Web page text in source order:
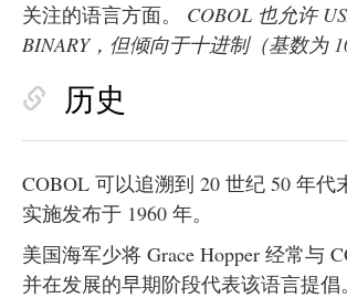
关注的语言方面。 COBOL 也允许
BINARY，但倾向于十进制（基数为
历史
COBOL 可以追溯到 20 世纪 50 年代
实施发布于 1960 年。
美国海军少将 Grace Hopper 经常与
并在发展的早期阶段代表该语言提倡